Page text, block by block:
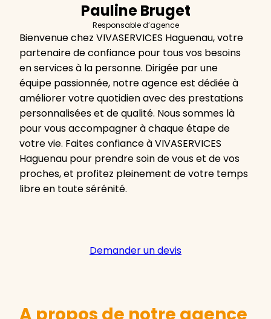
Pauline Bruget
Responsable d’agence
Bienvenue chez VIVASERVICES Haguenau, votre
partenaire de confiance pour tous vos besoins
en services à la personne. Dirigée par une
équipe passionnée, notre agence est dédiée à
améliorer votre quotidien avec des prestations
personnalisées et de qualité. Nous sommes là
pour vous accompagner à chaque étape de
votre vie. Faites confiance à VIVASERVICES
Haguenau pour prendre soin de vous et de vos
proches, et profitez pleinement de votre temps
libre en toute sérénité.
Demander un devis